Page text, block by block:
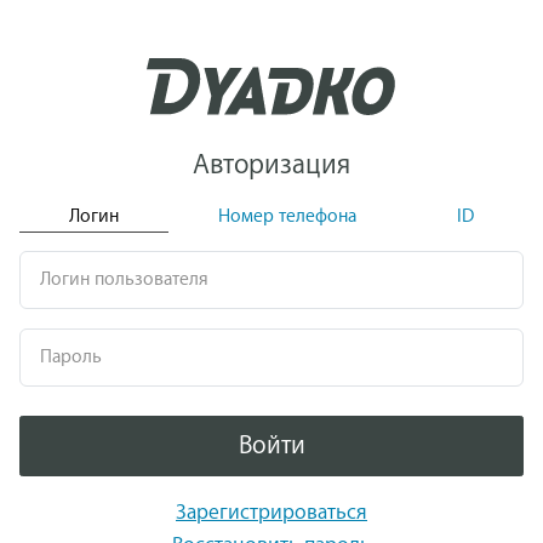
Авторизация
Логин Номер телефона ID
Логин пользователя
Пароль
Войти
Зарегистрироваться